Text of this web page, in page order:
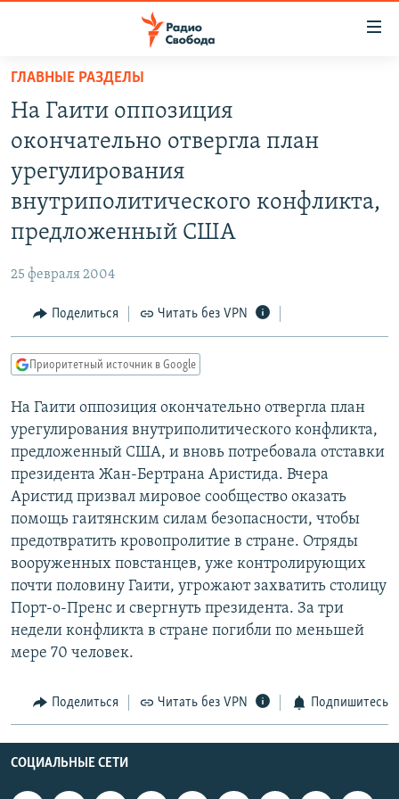
упрощенного
доступа
основному
содержанию
Вернутся
главной
навигации
Вернутся
поиску
МНЕНИЯ
IDEL.РЕАЛИИ
КАВКАЗ.РЕАЛИИ
СЕВЕР.РЕАЛИИ
РАСПИСАНИЕ ВЕЩАНИЯ
ПОДПИШИТЕСЬ НА РАССЫЛКУ
СОЦИАЛЬНЫЕ СЕТИ
Все сайты РСЕ/РС
ГЛАВНЫЕ РАЗДЕЛЫ
На Гаити оппозиция
окончательно отвергла план
урегулирования
внутриполитического конфликта,
предложенный США
25 февраля 2004
Поделиться Читать без VPN
Приоритетный источник в Google
На Гаити оппозиция окончательно отвергла план
урегулирования внутриполитического конфликта,
предложенный США, и вновь потребовала отставки
президента Жан-Бертрана Аристида. Вчера
Аристид призвал мировое сообщество оказать
помощь гаитянским силам безопасности, чтобы
предотвратить кровопролитие в стране. Отряды
вооруженных повстанцев, уже контролирующих
почти половину Гаити, угрожают захватить столицу
Порт-о-Пренс и свергнуть президента. За три
недели конфликта в стране погибли по меньшей
мере 70 человек.
Поделиться Читать без VPN Подпишитесь
СОЦИАЛЬНЫЕ СЕТИ